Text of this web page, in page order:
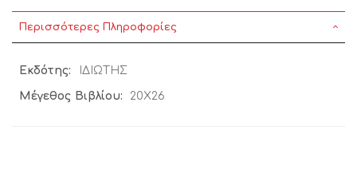
Περισσότερες Πληροφορίες
Περισσότερες
Πληροφορίες
ΙΔΙΩΤΗΣ
20X26